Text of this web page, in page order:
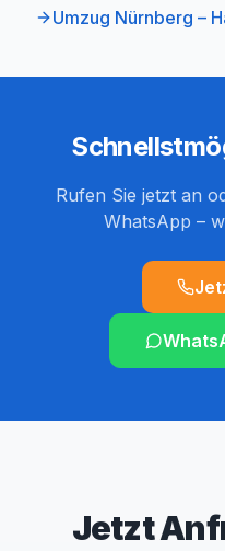
Umzug Nürnberg –
Rufen Sie jetzt an
WhatsApp –
Jetzt